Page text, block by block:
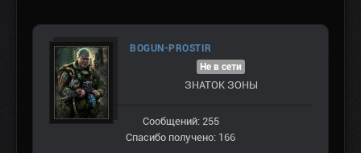
BOGUN-PROSTIR
Не в сети
ЗНАТОК ЗОНЫ
Сообщений: 255
Спасибо получено: 166